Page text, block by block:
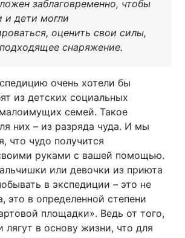
заблаговременно, чтобы
и дети могли
оценить свои силы,
снаряжение.
очень хотели бы
из детских социальных
семей. Такое
них – из разряда чуда. И мы
что чудо получится
руками с вашей помощью.
или девочки из приюта
в экспедиции – это не
это в определенной степени
площадки». Ведь от того,
лягут в основу жизни, что для